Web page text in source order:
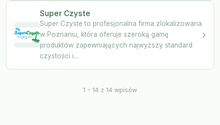
Super Czyste
Super Czyste to profesjonalna firma zlokalizowana
w Poznaniu, która oferuje szeroką gamę
produktów zapewniających najwyższy standard
czystości i...
1 - 14 z 14 wpisów